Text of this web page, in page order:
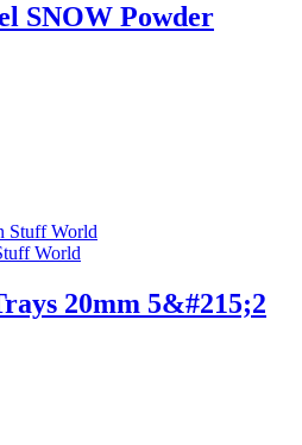
SNOW Powder
Stuff World
World
20mm 5&#215;2